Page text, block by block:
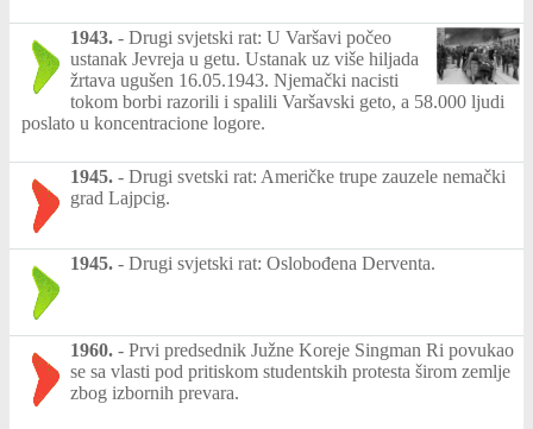
1943. - Drugi svjetski rat: U Varšavi počeo
ustanak Jevreja u getu. Ustanak uz više hiljada
žrtava ugušen 16.05.1943. Njemački nacisti
tokom borbi razorili i spalili Varšavski geto, a 58.000 ljudi
poslato u koncentracione logore.
1945. - Drugi svetski rat: Američke trupe zauzele nemački
grad Lajpcig.
1945. - Drugi svjetski rat: Oslobođena Derventa.
1960. - Prvi predsednik Južne Koreje Singman Ri povukao
se sa vlasti pod pritiskom studentskih protesta širom zemlje
zbog izbornih prevara.